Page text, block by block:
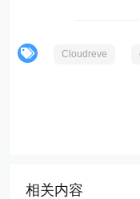
Cloudreve
相关内容